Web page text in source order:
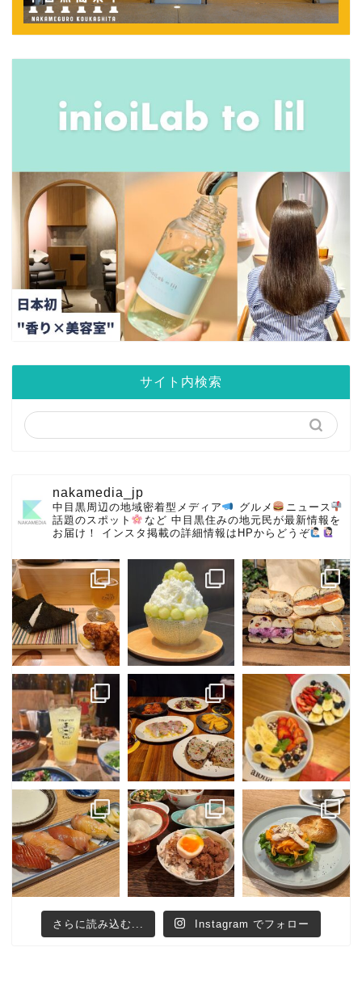
サイト内検索
nakamedia_jp
中目黒周辺の地域密着型メディア グルメ
ニュース
話題のスポット
など 中目黒住みの地元民が最新情報を
お届け！
インスタ掲載の詳細情報はHPからどうぞ
さらに読み込む... Instagram でフォロー